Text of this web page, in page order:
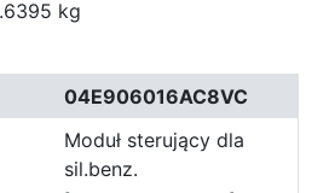
kg
04E906016AC8VC
Moduł sterujący dla
sil.benz.